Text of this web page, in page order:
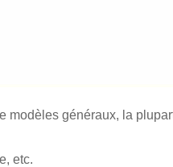
généraux, la
etc.